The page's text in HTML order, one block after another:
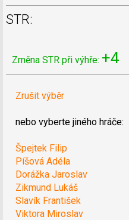
STR:
Změna STR při výhře: +4
Zrušit výběr
nebo vyberte jiného hráče:
Špejtek Filip
Píšová Adéla
Dorážka Jaroslav
Zikmund Lukáš
Slavík František
Viktora Miroslav